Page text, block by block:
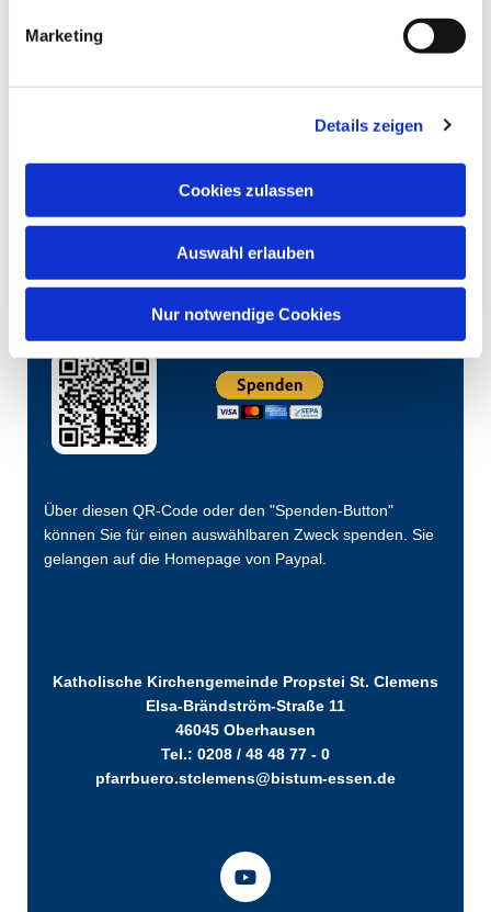
Marketing
Details zeigen
Cookies zulassen
Auswahl erlauben
Nur notwendige Cookies
zum Veranstaltungskalender
zu den Orten
Über diesen QR-Code oder den "Spenden-Button"
können Sie für einen auswählbaren Zweck spenden. Sie
gelangen auf die Homepage von Paypal.
Katholische Kirchengemeinde Propstei St. Clemens
Elsa-Brändström-Straße 11
46045 Oberhausen
Tel.: 0208 / 48 48 77 - 0
pfarrbuero.stclemens@bistum-essen.de